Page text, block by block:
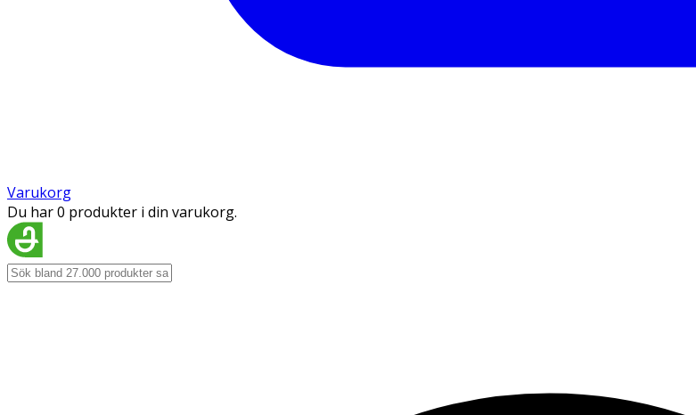
Varukorg
Du har 0 produkter i din varukorg.